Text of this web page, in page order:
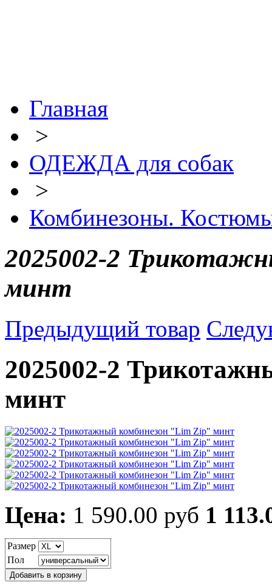
Главная
>
ОДЕЖДА для собак
>
Комбинезоны.
2025002-2
минт
Предыдущий товар
2025002-2
минт
Цена: 1 590.00 руб 1
Размер
Пол